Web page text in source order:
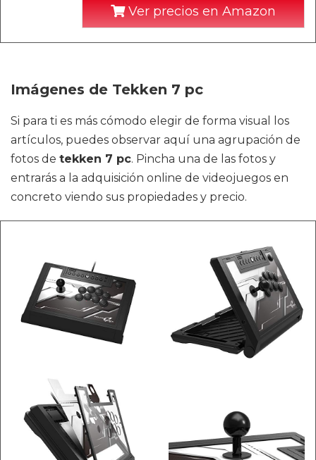
Ver precios en Amazon
Imágenes de Tekken 7 pc
Si para ti es más cómodo elegir de forma visual los
artículos, puedes observar aquí una agrupación de
fotos de tekken 7 pc. Pincha una de las fotos y
entrarás a la adquisición online de videojuegos en
concreto viendo sus propiedades y precio.